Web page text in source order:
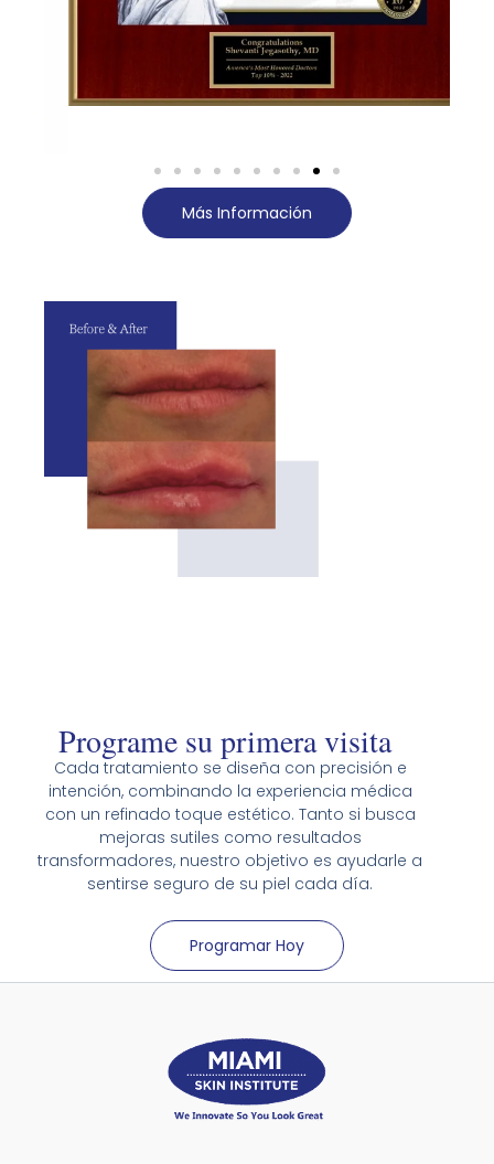
Más Información
Programe su primera visita
Cada tratamiento se diseña con precisión e
intención, combinando la experiencia médica
con un refinado toque estético. Tanto si busca
mejoras sutiles como resultados
transformadores, nuestro objetivo es ayudarle a
sentirse seguro de su piel cada día.
Programar Hoy